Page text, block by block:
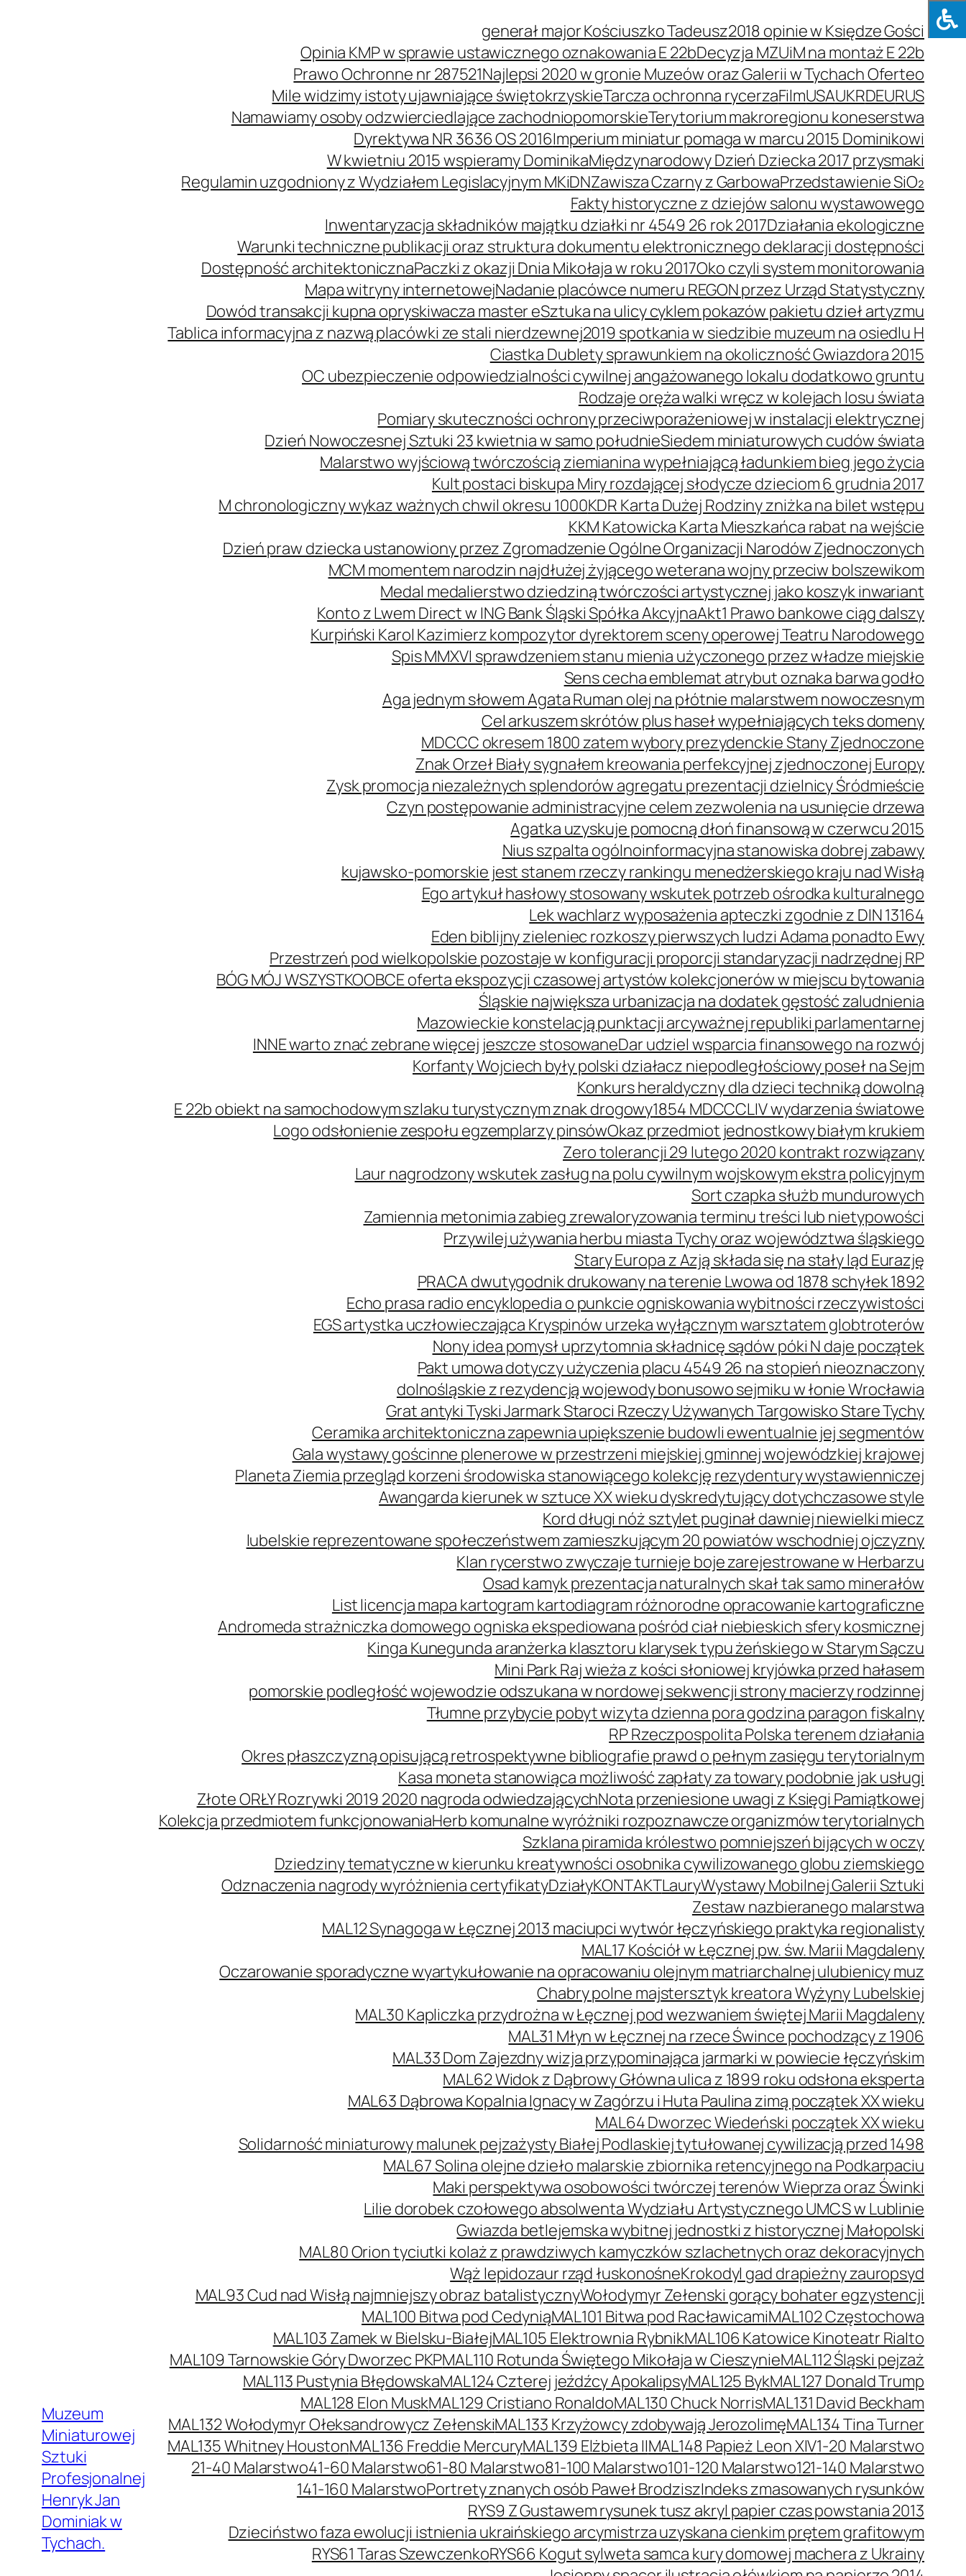
Muzeum
Miniaturowej
Sztuki
Profesjonalnej
Henryk Jan
Dominiak w
Tychach.
generał major Kościuszko Tadeusz2018 opinie w Księdze Gości
Opinia KMP w sprawie ustawicznego oznakowania E 22bDecyzja MZUiM na montaż E 22b
Prawo Ochronne nr 287521Najlepsi 2020 w gronie Muzeów oraz Galerii w Tychach Oferteo
Mile widzimy istoty ujawniające świętokrzyskieTarcza ochronna rycerzaFilmUSAUKRDEURUS
Namawiamy osoby odzwierciedlające zachodniopomorskieTerytorium makroregionu koneserstwa
Dyrektywa NR 3636 OS 2016Imperium miniatur pomaga w marcu 2015 Dominikowi
W kwietniu 2015 wspieramy DominikaMiędzynarodowy Dzień Dziecka 2017 przysmaki
Regulamin uzgodniony z Wydziałem Legislacyjnym MKiDNZawisza Czarny z GarbowaPrzedstawienie SiO₂
Fakty historyczne z dziejów salonu wystawowego
Inwentaryzacja składników majątku działki nr 4549 26 rok 2017Działania ekologiczne
Warunki techniczne publikacji oraz struktura dokumentu elektronicznego deklaracji dostępności
Dostępność architektonicznaPaczki z okazji Dnia Mikołaja w roku 2017Oko czyli system monitorowania
Mapa witryny internetowejNadanie placówce numeru REGON przez Urząd Statystyczny
Dowód transakcji kupna opryskiwacza master eSztuka na ulicy cyklem pokazów pakietu dzieł artyzmu
Tablica informacyjna z nazwą placówki ze stali nierdzewnej2019 spotkania w siedzibie muzeum na osiedlu H
Ciastka Dublety sprawunkiem na okoliczność Gwiazdora 2015
OC ubezpieczenie odpowiedzialności cywilnej angażowanego lokalu dodatkowo gruntu
Rodzaje oręża walki wręcz w kolejach losu świata
Pomiary skuteczności ochrony przeciwporażeniowej w instalacji elektrycznej
Dzień Nowoczesnej Sztuki 23 kwietnia w samo południeSiedem miniaturowych cudów świata
Malarstwo wyjściową twórczością ziemianina wypełniającą ładunkiem bieg jego życia
Kult postaci biskupa Miry rozdającej słodycze dzieciom 6 grudnia 2017
M chronologiczny wykaz ważnych chwil okresu 1000KDR Karta Dużej Rodziny zniżka na bilet wstępu
KKM Katowicka Karta Mieszkańca rabat na wejście
Dzień praw dziecka ustanowiony przez Zgromadzenie Ogólne Organizacji Narodów Zjednoczonych
MCM momentem narodzin najdłużej żyjącego weterana wojny przeciw bolszewikom
Medal medalierstwo dziedziną twórczości artystycznej jako koszyk inwariant
Konto z Lwem Direct w ING Bank Śląski Spółka AkcyjnaAkt1 Prawo bankowe ciąg dalszy
Kurpiński Karol Kazimierz kompozytor dyrektorem sceny operowej Teatru Narodowego
Spis MMXVI sprawdzeniem stanu mienia użyczonego przez władze miejskie
Sens cecha emblemat atrybut oznaka barwa godło
Aga jednym słowem Agata Ruman olej na płótnie malarstwem nowoczesnym
Cel arkuszem skrótów plus haseł wypełniających teks domeny
MDCCC okresem 1800 zatem wybory prezydenckie Stany Zjednoczone
Znak Orzeł Biały sygnałem kreowania perfekcyjnej zjednoczonej Europy
Zysk promocja niezależnych splendorów agregatu prezentacji dzielnicy Śródmieście
Czyn postępowanie administracyjne celem zezwolenia na usunięcie drzewa
Agatka uzyskuje pomocną dłoń finansową w czerwcu 2015
Nius szpalta ogólnoinformacyjna stanowiska dobrej zabawy
kujawsko-pomorskie jest stanem rzeczy rankingu menedżerskiego kraju nad Wisłą
Ego artykuł hasłowy stosowany wskutek potrzeb ośrodka kulturalnego
Lek wachlarz wyposażenia apteczki zgodnie z DIN 13164
Eden biblijny zieleniec rozkoszy pierwszych ludzi Adama ponadto Ewy
Przestrzeń pod wielkopolskie pozostaje w konfiguracji proporcji standaryzacji nadrzędnej RP
BÓG MÓJ WSZYSTKOOBCE oferta ekspozycji czasowej artystów kolekcjonerów w miejscu bytowania
Śląskie największa urbanizacja na dodatek gęstość zaludnienia
Mazowieckie konstelacją punktacji arcyważnej republiki parlamentarnej
INNE warto znać zebrane więcej jeszcze stosowaneDar udziel wsparcia finansowego na rozwój
Korfanty Wojciech były polski działacz niepodległościowy poseł na Sejm
Konkurs heraldyczny dla dzieci techniką dowolną
E 22b obiekt na samochodowym szlaku turystycznym znak drogowy1854 MDCCCLIV wydarzenia światowe
Logo odsłonienie zespołu egzemplarzy pinsówOkaz przedmiot jednostkowy białym krukiem
Zero tolerancji 29 lutego 2020 kontrakt rozwiązany
Laur nagrodzony wskutek zasług na polu cywilnym wojskowym ekstra policyjnym
Sort czapka służb mundurowych
Zamiennia metonimia zabieg zrewaloryzowania terminu treści lub nietypowości
Przywilej używania herbu miasta Tychy oraz województwa śląskiego
Stary Europa z Azją składa się na stały ląd Eurazję
PRACA dwutygodnik drukowany na terenie Lwowa od 1878 schyłek 1892
Echo prasa radio encyklopedia o punkcie ogniskowania wybitności rzeczywistości
EGS artystka uczłowieczająca Kryspinów urzeka wyłącznym warsztatem globtroterów
Nony idea pomysł uprzytomnia składnicę sądów póki N daje początek
Pakt umowa dotyczy użyczenia placu 4549 26 na stopień nieoznaczony
dolnośląskie z rezydencją wojewody bonusowo sejmiku w łonie Wrocławia
Grat antyki Tyski Jarmark Staroci Rzeczy Używanych Targowisko Stare Tychy
Ceramika architektoniczna zapewnia upiększenie budowli ewentualnie jej segmentów
Gala wystawy gościnne plenerowe w przestrzeni miejskiej gminnej wojewódzkiej krajowej
Planeta Ziemia przegląd korzeni środowiska stanowiącego kolekcję rezydentury wystawienniczej
Awangarda kierunek w sztuce XX wieku dyskredytujący dotychczasowe style
Kord długi nóż sztylet puginał dawniej niewielki miecz
lubelskie reprezentowane społeczeństwem zamieszkującym 20 powiatów wschodniej ojczyzny
Klan rycerstwo zwyczaje turnieje boje zarejestrowane w Herbarzu
Osad kamyk prezentacja naturalnych skał tak samo minerałów
List licencja mapa kartogram kartodiagram różnorodne opracowanie kartograficzne
Andromeda strażniczka domowego ogniska ekspediowana pośród ciał niebieskich sfery kosmicznej
Kinga Kunegunda aranżerka klasztoru klarysek typu żeńskiego w Starym Sączu
Mini Park Raj wieża z kości słoniowej kryjówka przed hałasem
pomorskie podległość wojewodzie odszukana w nordowej sekwencji strony macierzy rodzinnej
Tłumne przybycie pobyt wizyta dzienna pora godzina paragon fiskalny
RP Rzeczpospolita Polska terenem działania
Okres płaszczyzną opisującą retrospektywne bibliografie prawd o pełnym zasięgu terytorialnym
Kasa moneta stanowiąca możliwość zapłaty za towary podobnie jak usługi
Złote ORŁY Rozrywki 2019 2020 nagroda odwiedzającychNota przeniesione uwagi z Księgi Pamiątkowej
Kolekcja przedmiotem funkcjonowaniaHerb komunalne wyróżniki rozpoznawcze organizmów terytorialnych
Szklana piramida królestwo pomniejszeń bijących w oczy
Dziedziny tematyczne w kierunku kreatywności osobnika cywilizowanego globu ziemskiego
Odznaczenia nagrody wyróżnienia certyfikatyDziałyKONTAKTLauryWystawy Mobilnej Galerii Sztuki
Zestaw nazbieranego malarstwa
MAL12 Synagoga w Łęcznej 2013 maciupci wytwór łęczyńskiego praktyka regionalisty
MAL17 Kościół w Łęcznej pw. św. Marii Magdaleny
Oczarowanie sporadyczne wyartykułowanie na opracowaniu olejnym matriarchalnej ulubienicy muz
Chabry polne majstersztyk kreatora Wyżyny Lubelskiej
MAL30 Kapliczka przydrożna w Łęcznej pod wezwaniem świętej Marii Magdaleny
MAL31 Młyn w Łęcznej na rzece Śwince pochodzący z 1906
MAL33 Dom Zajezdny wizja przypominająca jarmarki w powiecie łęczyńskim
MAL62 Widok z Dąbrowy Główna ulica z 1899 roku odsłona eksperta
MAL63 Dąbrowa Kopalnia Ignacy w Zagórzu i Huta Paulina zimą początek XX wieku
MAL64 Dworzec Wiedeński początek XX wieku
Solidarność miniaturowy malunek pejzażysty Białej Podlaskiej tytułowanej cywilizacją przed 1498
MAL67 Solina olejne dzieło malarskie zbiornika retencyjnego na Podkarpaciu
Maki perspektywa osobowości twórczej terenów Wieprza oraz Świnki
Lilie dorobek czołowego absolwenta Wydziału Artystycznego UMCS w Lublinie
Gwiazda betlejemska wybitnej jednostki z historycznej Małopolski
MAL80 Orion tyciutki kolaż z prawdziwych kamyczków szlachetnych oraz dekoracyjnych
Wąż lepidozaur rząd łuskonośneKrokodyl gad drapieżny zauropsyd
MAL93 Cud nad Wisłą najmniejszy obraz batalistycznyWołodymyr Zełenski gorący bohater egzystencji
MAL100 Bitwa pod CedyniąMAL101 Bitwa pod RacławicamiMAL102 Częstochowa
MAL103 Zamek w Bielsku-BiałejMAL105 Elektrownia RybnikMAL106 Katowice Kinoteatr Rialto
MAL109 Tarnowskie Góry Dworzec PKPMAL110 Rotunda Świętego Mikołaja w CieszynieMAL112 Śląski pejzaż
MAL113 Pustynia BłędowskaMAL124 Czterej jeźdźcy ApokalipsyMAL125 BykMAL127 Donald Trump
MAL128 Elon MuskMAL129 Cristiano RonaldoMAL130 Chuck NorrisMAL131 David Beckham
MAL132 Wołodymyr Ołeksandrowycz ZełenskiMAL133 Krzyżowcy zdobywają JerozolimęMAL134 Tina Turner
MAL135 Whitney HoustonMAL136 Freddie MercuryMAL139 Elżbieta IIMAL148 Papież Leon XIV1-20 Malarstwo
21-40 Malarstwo41-60 Malarstwo61-80 Malarstwo81-100 Malarstwo101-120 Malarstwo121-140 Malarstwo
141-160 MalarstwoPortrety znanych osób Paweł BrodziszIndeks zmasowanych rysunków
RYS9 Z Gustawem rysunek tusz akryl papier czas powstania 2013
Dzieciństwo faza ewolucji istnienia ukraińskiego arcymistrza uzyskana cienkim prętem grafitowym
RYS61 Taras SzewczenkoRYS66 Kogut sylweta samca kury domowej machera z Ukrainy